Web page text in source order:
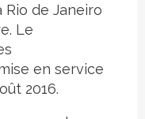
de Janeiro
Le
en service
2016.